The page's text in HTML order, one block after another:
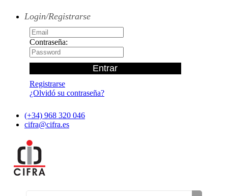
Login/Registrarse
Contraseña:
Registrarse
¿Olvidó su contraseña?
(+34) 968 320 046
cifra@cifra.es